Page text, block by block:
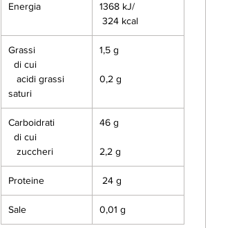
Energia
1368 kJ/
324 kcal
Grassi
di cui
acidi grassi
saturi
1,5 g
0,2 g
Carboidrati
di cui
zuccheri
46 g
2,2 g
Proteine 24 g
Sale 0,01 g